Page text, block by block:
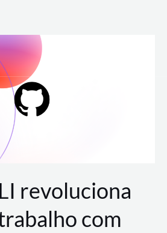
revoluciona
com